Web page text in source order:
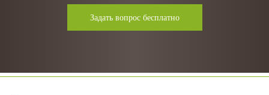
Задать вопрос бесплатно